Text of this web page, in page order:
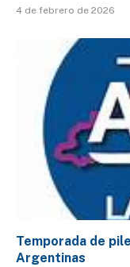
4 de febrero de 2026
Temporada de
Argentinas